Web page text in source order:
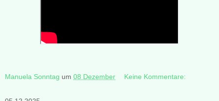
Manuela Sonntag um 08 Dezember Keine Kommentare: